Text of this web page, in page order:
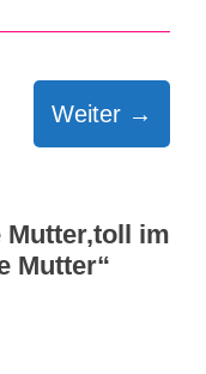
Weiter →
Mutter,toll im
Mutter“